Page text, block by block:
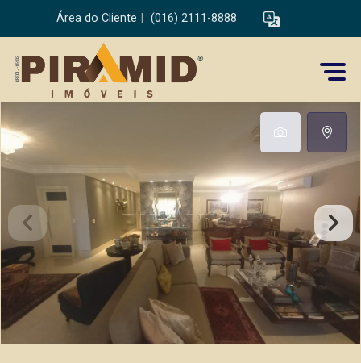
Área do Cliente (016) 2111-8888